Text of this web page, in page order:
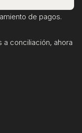
de pagos.
a conciliación, ahora